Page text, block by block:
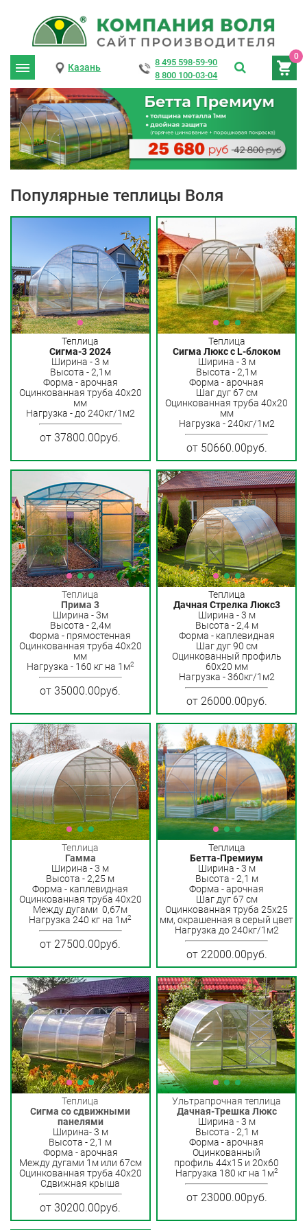
0
Казань
8 495 598-59-90
8 800 100-03-04
Популярные теплицы Воля
Теплица
Сигма-3 2024
Ширина - 3 м
Высота - 2,1м
Форма - арочная
Оцинкованная труба 40х20
мм
Нагрузка - до 240кг/1м2
от 37800.00руб.
Теплица
Сигма Люкс с L-блоком
Ширина - 3 м
Высота - 2,1м
Форма - арочная
Шаг дуг 67 см
Оцинкованная труба 40х20
мм
Нагрузка - 240кг/1м2
от 50660.00руб.
Теплица
Прима 3
Ширина - 3м
Высота - 2,4м
Форма - прямостенная
Оцинкованная труба 40х20
мм
Нагрузка - 160 кг на 1м2
от 35000.00руб.
Теплица
Дачная Стрелка Люкс3
Ширина - 3 м
Высота - 2,4 м
Форма - каплевидная
Шаг дуг 90 см
Оцинкованный профиль
60х20 мм
Нагрузка - 360кг/1м2
от 26000.00руб.
Теплица
Гамма
Ширина - 3 м
Высота - 2,25 м
Форма - каплевидная
Оцинкованная труба 40x20
Между дугами 0,67м
Нагрузка 240 кг на 1м2
от 27500.00руб.
Теплица
Бетта-Премиум
Ширина - 3 м
Высота - 2,1 м
Форма - арочная
Шаг дуг 67 см
Оцинкованная труба 25х25
мм, окрашенная в серый цвет
Нагрузка до 240кг/1м2
от 22000.00руб.
Теплица
Сигма со сдвижными
панелями
Ширина- 3 м
Высота - 2,1 м
Форма - арочная
Между дугами 1м или 67см
Оцинкованная труба 40x20
Сдвижная крыша
от 30200.00руб.
Ультрапрочная теплица
Дачная-Трешка Люкс
Ширина - 3 м
Высота - 2,1 м
Форма - арочная
Оцинкованный
профиль 44х15 и 20х60
Нагрузка 180 кг на 1м2
от 23000.00руб.